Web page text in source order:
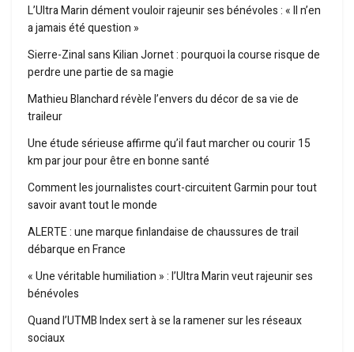
L’Ultra Marin dément vouloir rajeunir ses bénévoles : « Il n’en
a jamais été question »
Sierre-Zinal sans Kilian Jornet : pourquoi la course risque de
perdre une partie de sa magie
Mathieu Blanchard révèle l’envers du décor de sa vie de
traileur
Une étude sérieuse affirme qu’il faut marcher ou courir 15
km par jour pour être en bonne santé
Comment les journalistes court-circuitent Garmin pour tout
savoir avant tout le monde
ALERTE : une marque finlandaise de chaussures de trail
débarque en France
« Une véritable humiliation » : l’Ultra Marin veut rajeunir ses
bénévoles
Quand l’UTMB Index sert à se la ramener sur les réseaux
sociaux